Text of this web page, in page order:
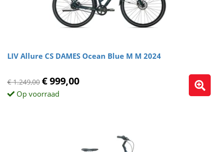
LIV Allure CS DAMES Ocean Blue M M 2024
€ 1.249,00 € 999,00
Op voorraad